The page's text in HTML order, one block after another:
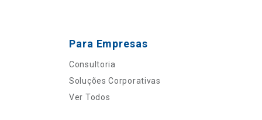
Para Empresas
Consultoria
Soluções Corporativas
Ver Todos